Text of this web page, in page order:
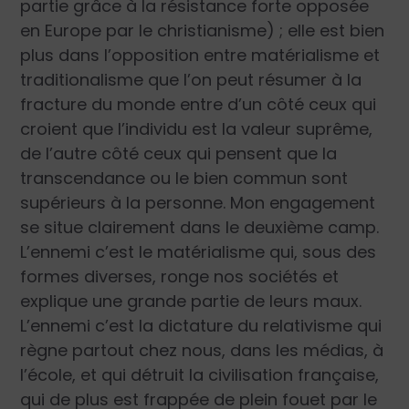
partie grâce à la résistance forte opposée
en Europe par le christianisme) ; elle est bien
plus dans l’opposition entre matérialisme et
traditionalisme que l’on peut résumer à la
fracture du monde entre d’un côté ceux qui
croient que l’individu est la valeur suprême,
de l’autre côté ceux qui pensent que la
transcendance ou le bien commun sont
supérieurs à la personne. Mon engagement
se situe clairement dans le deuxième camp.
L’ennemi c’est le matérialisme qui, sous des
formes diverses, ronge nos sociétés et
explique une grande partie de leurs maux.
L’ennemi c’est la dictature du relativisme qui
règne partout chez nous, dans les médias, à
l’école, et qui détruit la civilisation française,
qui de plus est frappée de plein fouet par le